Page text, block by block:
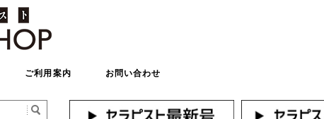
ご利用案内 お問い合わせ